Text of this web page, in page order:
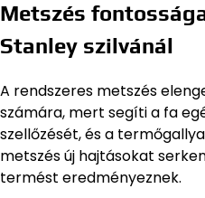
Metszés
Stanley szilvánál
A rendszeres metszés
számára, mert segíti a fa
szellőzését, és a
metszés új hajtásokat
termést eredményeznek.